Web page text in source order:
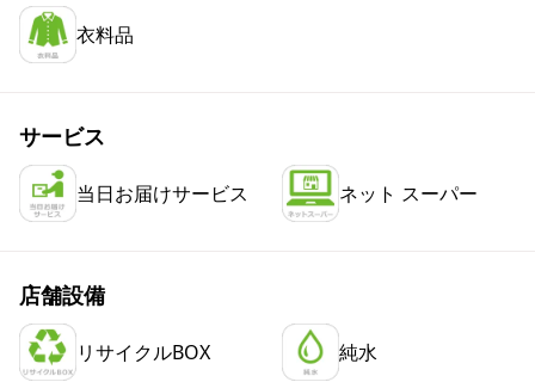
衣料品
サービス
当日お届けサービス ネット スーパー
店舗設備
リサイクルBOX 純水